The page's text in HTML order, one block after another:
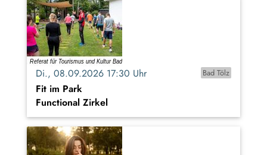
Di., 08.09.2026 17:30 Uhr Bad Tölz
Fit im Park
Functional Zirkel